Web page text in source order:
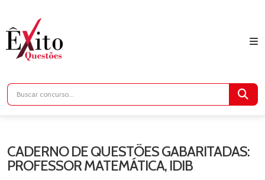
CADERNO DE QUESTÕES GABARITADAS:
PROFESSOR MATEMÁTICA, IDIB